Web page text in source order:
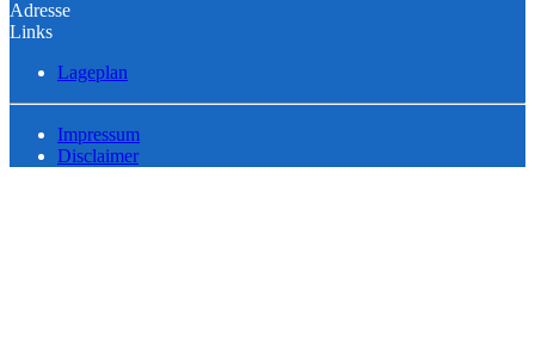
Adresse
Links
Lageplan
Impressum
Disclaimer